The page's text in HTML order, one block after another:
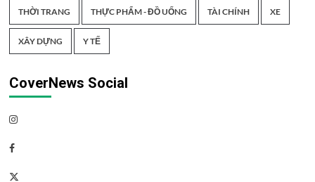
THỜI TRANG THỰC PHẨM - ĐỒ UỐNG TÀI CHÍNH XE
XÂY DỰNG Y TẾ
CoverNews Social
Instagram
Facebook
Twitter